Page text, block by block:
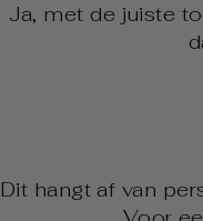
Ja, met de juiste
Dit hangt af van